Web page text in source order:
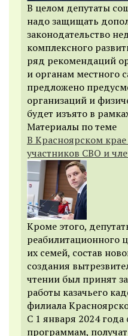
В целом депутаты
надо защищать
законодательство
комплексного
ряд рекомендаций
и органам местного
предложено
организаций и
будет изъято в
Материалы по теме
В Красноярском
участников СВО и
Кроме этого,
реабилитационного
их семей, состав
создания
чтении был принят
работы казачьего
филиала
С 1 января 2024
программам,